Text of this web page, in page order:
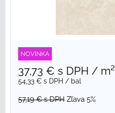
NOVINKA
37,73 € s DPH / m²
54,33 € s DPH / bal
57,19 €s DPH Zľava 5%